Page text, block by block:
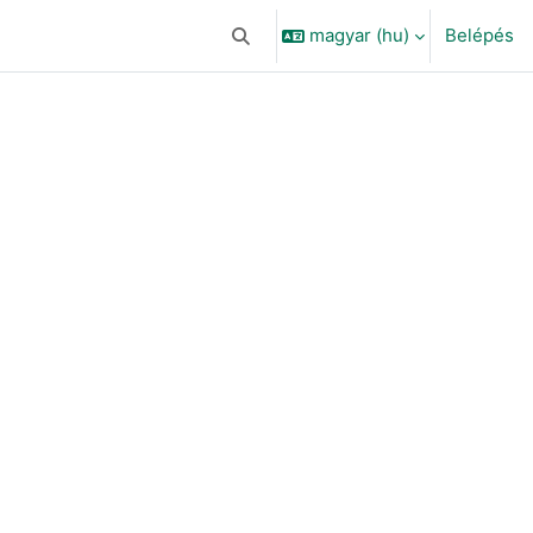
Keresési bemeneti adatok váltása
magyar ‎(hu)‎ Belépés